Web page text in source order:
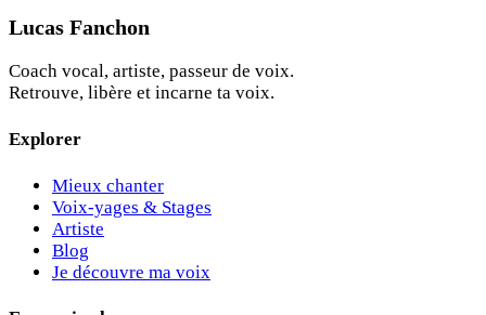
Lucas Fanchon
Coach vocal, artiste, passeur de voix.
Retrouve, libère et incarne ta voix.
Explorer
Mieux chanter
Voix-yages & Stages
Artiste
Blog
Je découvre ma voix